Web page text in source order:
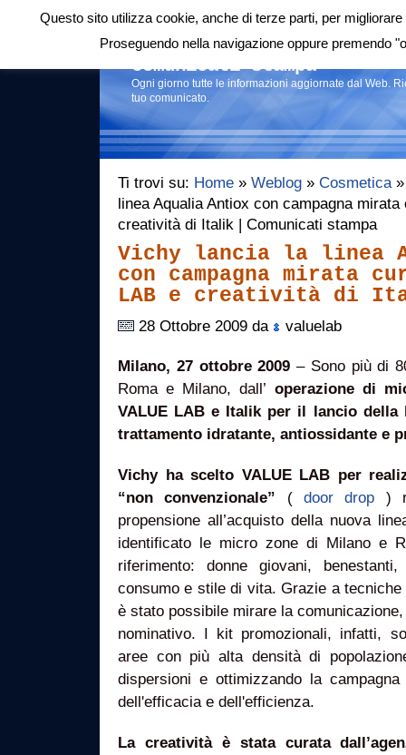
Login|RSS |
Comunicati stampa
Ogni giorno tutte le informazioni aggiornate dal Web.
tuo comunicato.
Ti trovi su: Home » Weblog » Cosmetica»
linea Aqualia Antiox con campagna
creatività di Italik | Comunicati stampa
Vichy lancia la linea
con campagna mirata
LAB e creatività di
28 Ottobre 2009 da valuelab
Milano, 27 ottobre 2009– Sono più di
Roma e Milano, dall’ operazione di
VALUE LAB e Italik per il lancio della
trattamento idratante, antiossidante e
Vichy ha scelto VALUE LAB per
“non convenzionale” ( door drop )
propensione all’acquisto della nuova
identificato le micro zone di Milano e
riferimento: donne giovani,
consumo e stile di vita. Grazie a
è stato possibile mirare la
nominativo. I kit promozionali, infatti,
aree con più alta densità di
dispersioni e ottimizzando la
dell'efficacia e dell'efficienza.
La creatività è stata curata
Questo sito utilizza cookie, anche di terze parti, per
Proseguendo nella navigazione oppure premendo